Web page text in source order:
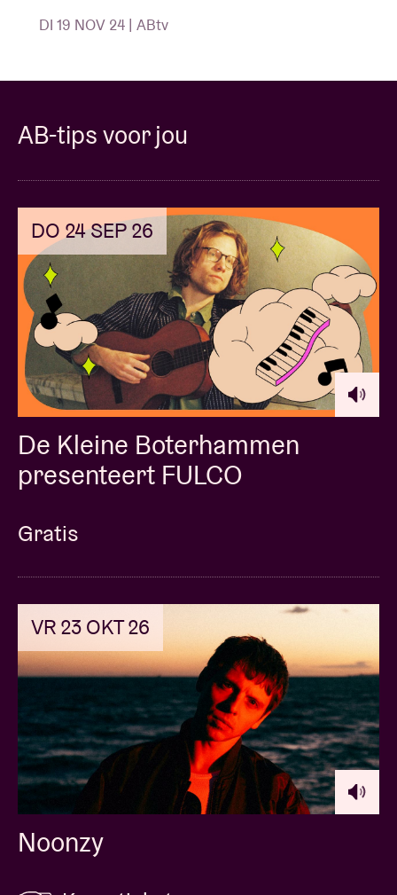
DI 19 NOV 24 | ABtv
AB-tips voor jou
DO 24 SEP 26
De Kleine Boterhammen
presenteert FULCO
Gratis
VR 23 OKT 26
Noonzy